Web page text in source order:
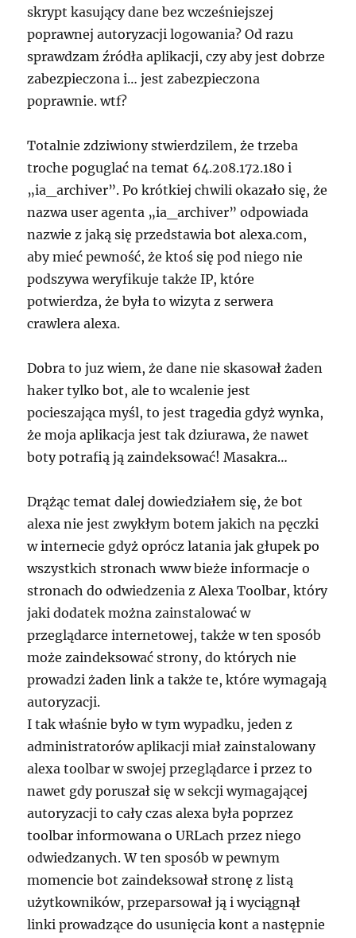
skrypt kasujący dane bez wcześniejszej
poprawnej autoryzacji logowania? Od razu
sprawdzam źródła aplikacji, czy aby jest dobrze
zabezpieczona i… jest zabezpieczona
poprawnie. wtf?
Totalnie zdziwiony stwierdzilem, że trzeba
troche poguglać na temat 64.208.172.180 i
„ia_archiver”. Po krótkiej chwili okazało się, że
nazwa user agenta „ia_archiver” odpowiada
nazwie z jaką się przedstawia bot alexa.com,
aby mieć pewność, że ktoś się pod niego nie
podszywa weryfikuje także IP, które
potwierdza, że była to wizyta z serwera
crawlera alexa.
Dobra to juz wiem, że dane nie skasował żaden
haker tylko bot, ale to wcalenie jest
pocieszająca myśl, to jest tragedia gdyż wynka,
że moja aplikacja jest tak dziurawa, że nawet
boty potrafią ją zaindeksować! Masakra…
Drążąc temat dalej dowiedziałem się, że bot
alexa nie jest zwykłym botem jakich na pęczki
w internecie gdyż oprócz latania jak głupek po
wszystkich stronach www bieże informacje o
stronach do odwiedzenia z Alexa Toolbar, który
jaki dodatek można zainstalować w
przeglądarce internetowej, także w ten sposób
może zaindeksować strony, do których nie
prowadzi żaden link a także te, które wymagają
autoryzacji.
I tak właśnie było w tym wypadku, jeden z
administratorów aplikacji miał zainstalowany
alexa toolbar w swojej przeglądarce i przez to
nawet gdy poruszał się w sekcji wymagającej
autoryzacji to cały czas alexa była poprzez
toolbar informowana o URLach przez niego
odwiedzanych. W ten sposób w pewnym
momencie bot zaindeksował stronę z listą
użytkowników, przeparsował ją i wyciągnął
linki prowadzące do usunięcia kont a następnie